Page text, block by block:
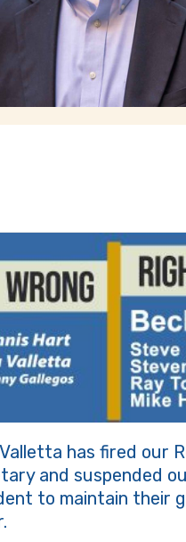
has fired our
and suspended
to maintain their